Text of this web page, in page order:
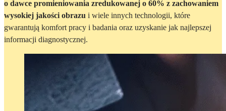
o dawce promieniowania zredukowanej o 60% z zachowaniem
wysokiej jakości obrazu i wiele innych technologii, które
gwarantują komfort pracy i badania oraz uzyskanie jak najlepszej
informacji diagnostycznej.